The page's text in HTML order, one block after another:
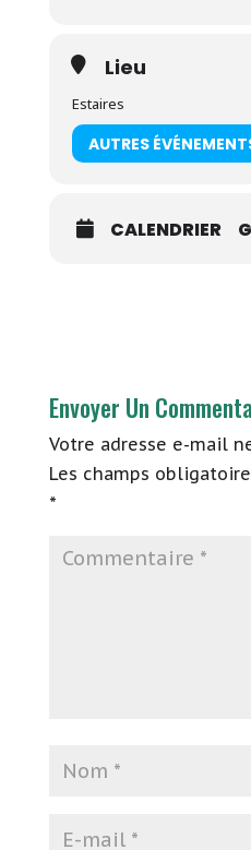
Lieu
Estaires
AUTRES
CALENDRIER
Envoyer Un
Votre adresse e-mail
Les champs
*